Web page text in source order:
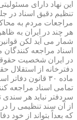
این نهاد دارای
تنظیم دقیق اسناد در
مراجعات مردم به
هر چند در ایران به
شمار می آید لکن
اسناد مراجعه کنندگان
در ایران شخصیت
دفترخانه از استقلال
ماده ۳۰ قانون
تمامی اسناد مراجعه
سردفتر نباید هر سندی
از آن سند تنظیمی را
که بعداً بتواند از خود